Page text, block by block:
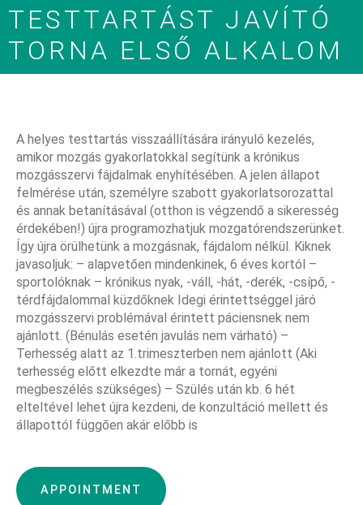
TESTTARTÁST JAVÍTÓ
TORNA ELSŐ ALKALOM
A helyes testtartás visszaállítására irányuló kezelés,
amikor mozgás gyakorlatokkal segítünk a krónikus
mozgásszervi fájdalmak enyhítésében. A jelen állapot
felmérése után, személyre szabott gyakorlatsorozattal
és annak betanításával (otthon is végzendő a sikeresség
érdekében!) újra programozhatjuk mozgatórendszerünket.
Így újra örülhetünk a mozgásnak, fájdalom nélkül. Kiknek
javasoljuk: – alapvetően mindenkinek, 6 éves kortól –
sportolóknak – krónikus nyak, -váll, -hát, -derék, -csípő, -
térdfájdalommal küzdőknek Idegi érintettséggel járó
mozgásszervi problémával érintett páciensnek nem
ajánlott. (Bénulás esetén javulás nem várható) –
Terhesség alatt az 1.trimeszterben nem ajánlott (Aki
terhesség előtt elkezdte már a tornát, egyéni
megbeszélés szükséges) – Szülés után kb. 6 hét
elteltével lehet újra kezdeni, de konzultáció mellett és
állapottól függően akár előbb is
APPOINTMENT